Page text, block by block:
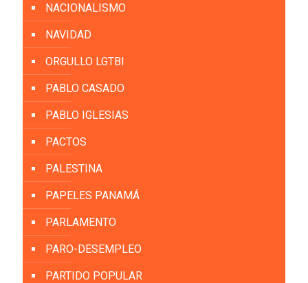
NACIONALISMO
NAVIDAD
ORGULLO LGTBI
PABLO CASADO
PABLO IGLESIAS
PACTOS
PALESTINA
PAPELES PANAMÁ
PARLAMENTO
PARO-DESEMPLEO
PARTIDO POPULAR